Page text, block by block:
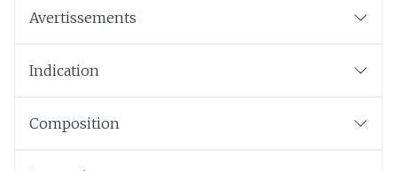
Avertissements
Indication
Composition